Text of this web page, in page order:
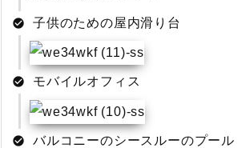
子供のための屋内滑り台
モバイルオフィス
バルコニーのシースルーのプール